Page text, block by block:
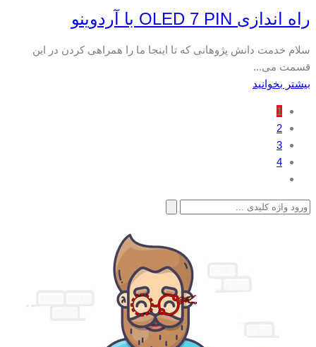
راه اندازی OLED 7 PIN با آردوینو
سلام خدمت دانش پژوهانی که تا اینجا ما را همراهی کردن در این
قسمت می...
بیشتر بخوانید
1
2
3
4
جستجو